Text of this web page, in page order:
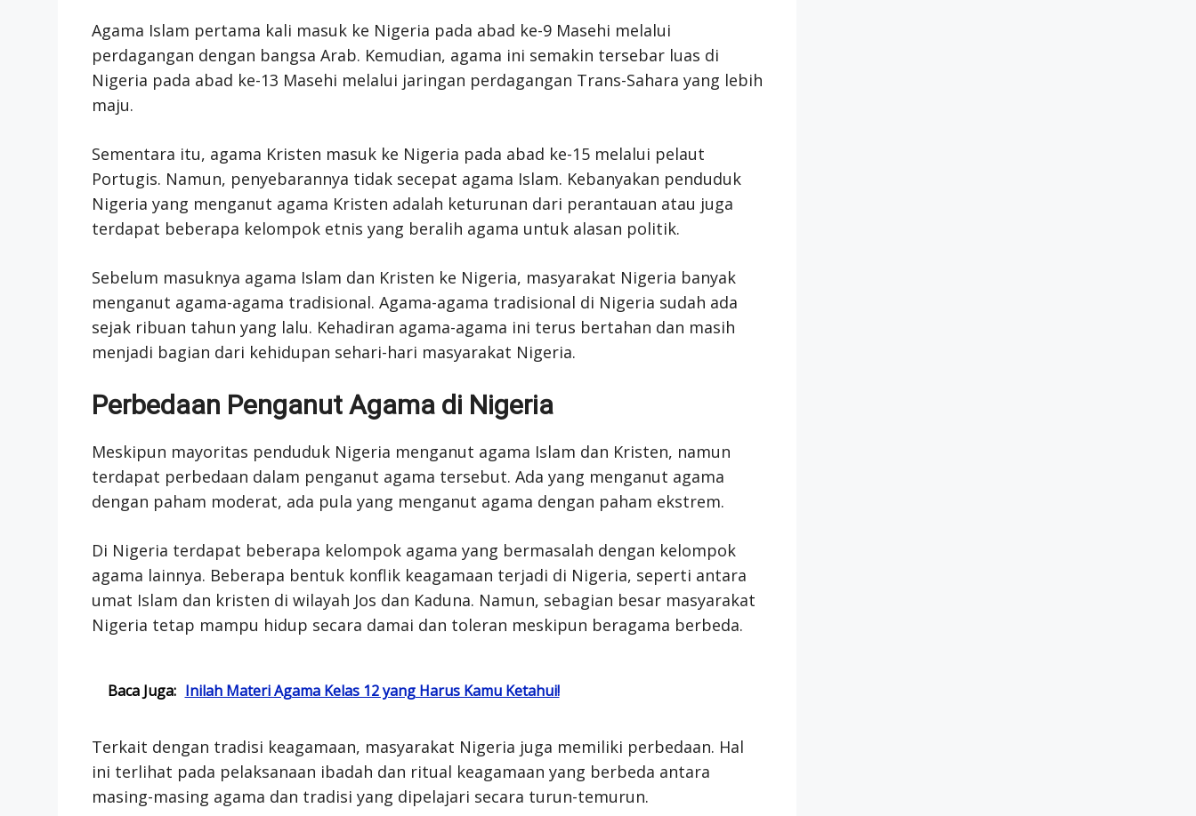
Agama Islam pertama kali masuk ke Nigeria pada abad ke-9 Masehi melalui
perdagangan dengan bangsa Arab. Kemudian, agama ini semakin tersebar luas di
Nigeria pada abad ke-13 Masehi melalui jaringan perdagangan Trans-Sahara yang lebih
maju.
Sementara itu, agama Kristen masuk ke Nigeria pada abad ke-15 melalui pelaut
Portugis. Namun, penyebarannya tidak secepat agama Islam. Kebanyakan penduduk
Nigeria yang menganut agama Kristen adalah keturunan dari perantauan atau juga
terdapat beberapa kelompok etnis yang beralih agama untuk alasan politik.
Sebelum masuknya agama Islam dan Kristen ke Nigeria, masyarakat Nigeria banyak
menganut agama-agama tradisional. Agama-agama tradisional di Nigeria sudah ada
sejak ribuan tahun yang lalu. Kehadiran agama-agama ini terus bertahan dan masih
menjadi bagian dari kehidupan sehari-hari masyarakat Nigeria.
Perbedaan Penganut Agama di Nigeria
Meskipun mayoritas penduduk Nigeria menganut agama Islam dan Kristen, namun
terdapat perbedaan dalam penganut agama tersebut. Ada yang menganut agama
dengan paham moderat, ada pula yang menganut agama dengan paham ekstrem.
Di Nigeria terdapat beberapa kelompok agama yang bermasalah dengan kelompok
agama lainnya. Beberapa bentuk konflik keagamaan terjadi di Nigeria, seperti antara
umat Islam dan kristen di wilayah Jos dan Kaduna. Namun, sebagian besar masyarakat
Nigeria tetap mampu hidup secara damai dan toleran meskipun beragama berbeda.
Baca Juga: Inilah Materi Agama Kelas 12 yang Harus Kamu Ketahui!
Terkait dengan tradisi keagamaan, masyarakat Nigeria juga memiliki perbedaan. Hal
ini terlihat pada pelaksanaan ibadah dan ritual keagamaan yang berbeda antara
masing-masing agama dan tradisi yang dipelajari secara turun-temurun.